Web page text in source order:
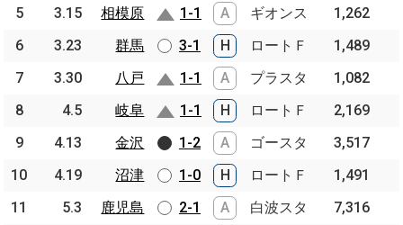
5
3.15 相模原 1-1 A ギオンス
1,262
6
3.23 群馬 3-1 H ロートＦ
1,489
7
3.30 八戸 1-1 A プラスタ
1,082
8
4.5 岐阜 1-1 H ロートＦ
2,169
9
4.13 金沢 1-2 A ゴースタ
3,517
10
4.19 沼津 1-0 H ロートＦ
1,491
11
5.3 鹿児島 2-1 A 白波スタ
7,316
5
3.15
相模原
6
3.23
群馬
7
3.30
八戸
8
4.5
岐阜
9
4.13
金沢
10
4.19
沼津
11
5.3
鹿児島